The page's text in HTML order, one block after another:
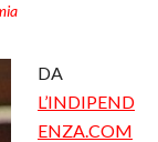
DA
L’INDIPEND
ENZA.COM